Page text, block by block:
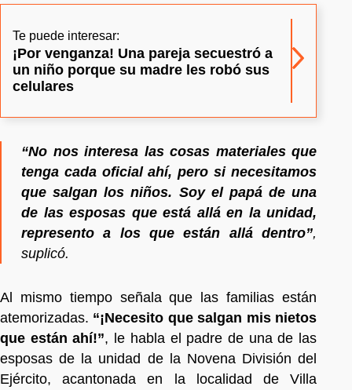
Te puede interesar:
¡Por venganza! Una pareja secuestró a
un niño porque su madre les robó sus
celulares
“No nos interesa las cosas materiales que
tenga cada oficial ahí, pero si necesitamos
que salgan los niños. Soy el papá de una
de las esposas que está allá en la unidad,
represento a los que están allá dentro”,
suplicó.
Al mismo tiempo señala que las familias están
atemorizadas. “¡Necesito que salgan mis nietos
que están ahí!”, le habla el padre de una de las
esposas de la unidad de la Novena División del
Ejército, acantonada en la localidad de Villa